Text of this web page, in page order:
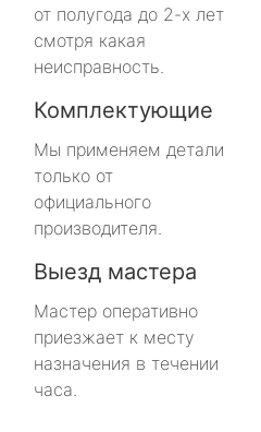
от полугода до 2-х лет
смотря какая
неисправность.
Комплектующие
Мы применяем детали
только от
официального
производителя.
Выезд мастера
Мастер оперативно
приезжает к месту
назначения в течении
часа.